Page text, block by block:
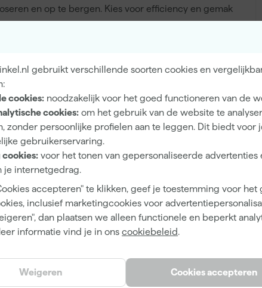
gebruikt verschillende soorten cookies en
cookies: noodzakelijk voor het goed functioneren van de
cookies: om het gebruik van de website te
zonder persoonlijke profielen aan te leggen. Dit biedt voor
gebruikerservaring.
cookies: voor het tonen van gepersonaliseerde advertenties
je internetgedrag.
accepteren" te klikken, geef je toestemming voor het
inclusief marketingcookies voor
dan plaatsen we alleen functionele en beperkt
informatie vind je in ons cookiebeleid.
Cookies accepteren
Weigeren
en op te bergen. Kies voor efficiency en gemak
1010200450100-BCE
5 L